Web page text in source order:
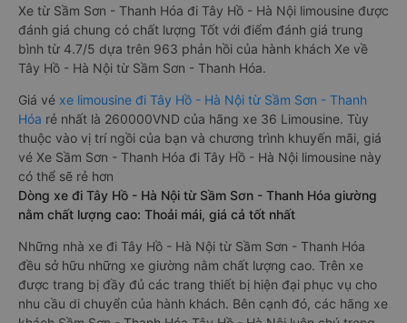
Xe từ Sầm Sơn - Thanh Hóa đi Tây Hồ - Hà Nội limousine được
đánh giá chung có chất lượng Tốt với điểm đánh giá trung
bình từ 4.7/5 dựa trên 963 phản hồi của hành khách Xe về
Tây Hồ - Hà Nội từ Sầm Sơn - Thanh Hóa.
Giá vé xe limousine đi Tây Hồ - Hà Nội từ Sầm Sơn - Thanh
Hóa rẻ nhất là 260000VND của hãng xe 36 Limousine. Tùy
thuộc vào vị trí ngồi của bạn và chương trình khuyến mãi, giá
vé Xe Sầm Sơn - Thanh Hóa đi Tây Hồ - Hà Nội limousine này
có thể sẽ rẻ hơn
Dòng xe đi Tây Hồ - Hà Nội từ Sầm Sơn - Thanh Hóa giường
nằm chất lượng cao: Thoải mái, giá cả tốt nhất
Những nhà xe đi Tây Hồ - Hà Nội từ Sầm Sơn - Thanh Hóa
đều sở hữu những xe giường nằm chất lượng cao. Trên xe
được trang bị đầy đủ các trang thiết bị hiện đại phục vụ cho
nhu cầu di chuyển của hành khách. Bên cạnh đó, các hãng xe